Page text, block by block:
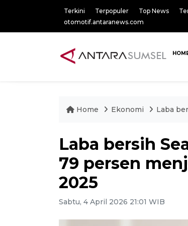
Terkini Terpopuler Top News
otomotif.antaranews.com
Home Ekonomi Laba
Laba bersih
79 persen
2025
Sabtu, 4 April 2026 21:01 WIB